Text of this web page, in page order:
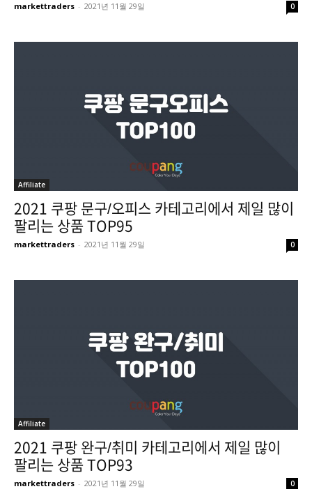
markettraders - 2021년 11월 29일 0
Affiliate
2021 쿠팡 문구/오피스 카테고리에서 제일 많이
팔리는 상품 TOP95
markettraders - 2021년 11월 29일 0
Affiliate
2021 쿠팡 완구/취미 카테고리에서 제일 많이
팔리는 상품 TOP93
markettraders - 2021년 11월 29일 0